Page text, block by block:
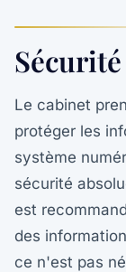
Sécurité
Le cabinet
protéger les
système
sécurité
est
des
ce n'est pas